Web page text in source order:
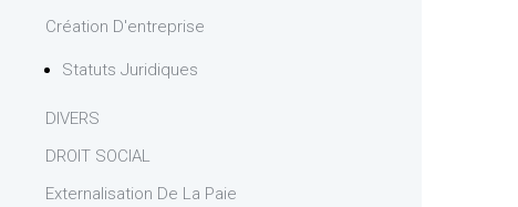
Création D'entreprise
Statuts Juridiques
DIVERS
DROIT SOCIAL
Externalisation De La Paie